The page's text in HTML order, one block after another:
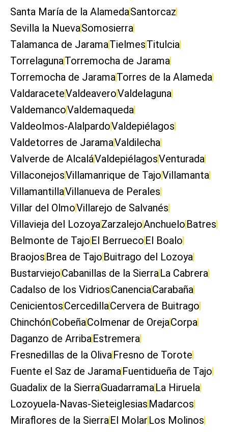
Santa María de la AlamedaSantorcaz
Sevilla la NuevaSomosierra
Talamanca de JaramaTielmesTitulcia
TorrelagunaTorremocha de Jarama
Torremocha de JaramaTorres de la Alameda
ValdaraceteValdeaveroValdelaguna
ValdemancoValdemaqueda
Valdeolmos-AlalpardoValdepiélagos
Valdetorres de JaramaValdilecha
Valverde de AlcaláValdepiélagosVenturada
VillaconejosVillamanrique de TajoVillamanta
VillamantillaVillanueva de Perales
Villar del OlmoVillarejo de Salvanés
Villavieja del LozoyaZarzalejoAnchuelo Batres
Belmonte de Tajo El Berrueco El Boalo
Braojos Brea de Tajo Buitrago del Lozoya
BustarviejoCabanillas de la SierraLa Cabrera
Cadalso de los VidriosCanenciaCarabaña
CenicientosCercedillaCervera de Buitrago
ChinchónCobeñaColmenar de OrejaCorpa
Daganzo de ArribaEstremera
Fresnedillas de la OlivaFresno de Torote
Fuente el Saz de JaramaFuentidueña de Tajo
Guadalix de la SierraGuadarramaLa Hiruela
Lozoyuela-Navas-Sieteiglesias Madarcos
Miraflores de la SierraEl Molar Los Molinos